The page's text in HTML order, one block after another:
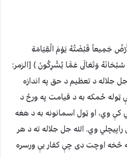
جَمِيعاً قَبْضَتُهُ يَوْمَ الْقِيَامَةِ
وَتَعَالَى عَمَّا يُشْرِكُونَ ﴾ [الزمر:
جل جلاله د تعظیم د حق په اندازه
ټوله ځمکه به د قیامت په ورځ د
کې وي، او ټول اسمانونه به د هغه
وي. الله جل جلاله ته د هر
څخه اوچت دی چې کفار یې ورسره